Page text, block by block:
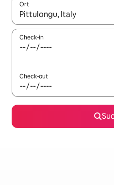
Ort
Wenn Ergebnisse verfügbar
Check-in
Check-out